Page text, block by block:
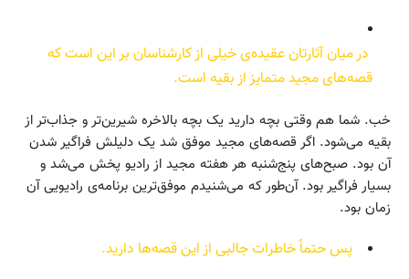
در میان آثارتان عقیده‌ی خیلی از کارشناسان بر این است که
قصه‌های مجید متمایز از بقیه است.
خب. شما هم وقتی بچه دارید یک بچه بالاخره شیرین‌تر و جذاب‌تر از
بقیه می‌شود. اگر قصه‌های مجید موفق شد یک دلیلش فراگیر شدن
آن بود. صبح‌های پنج‌شنبه هر هفته مجید از رادیو پخش می‌شد و
بسیار فراگیر بود. آن‌طور که می‌شنیدم موفق‌ترین برنامه‌ی رادیویی آن
زمان بود.
پس حتماً خاطرات جالبی از این قصه‌ها دارید.